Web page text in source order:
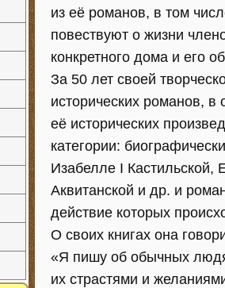
из еë романов, в том
повествуют о жизни
конкретного дома и его
За 50 лет своей
исторических романов,
еë исторических
категории:
Изабелле I Кастильской,
Аквитанской и др. и
действие которых
О своих книгах она
«Я пишу об обычных
их страстями и